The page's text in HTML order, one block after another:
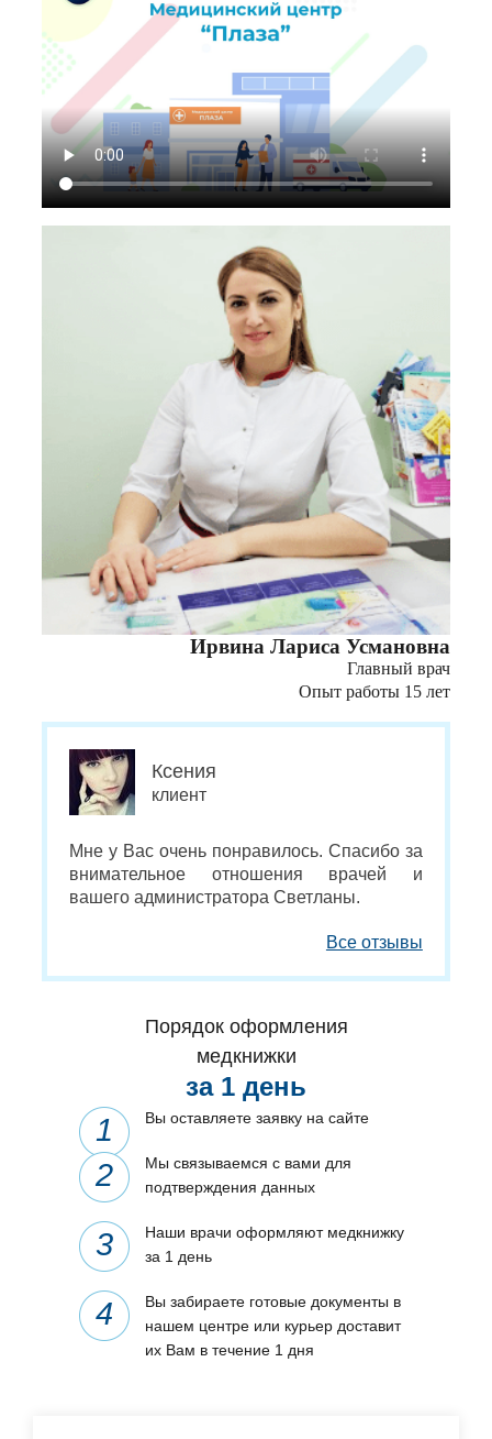
Ирвина Лариса Усмановна
Главный врач
Опыт работы 15 лет
Ксения
клиент
Мне у Вас очень понравилось. Спасибо за
внимательное отношения врачей и
вашего администратора Светланы.
Все отзывы
Порядок оформления
медкнижки
за 1 день
Вы оставляете заявку на сайте
Мы связываемся с вами для
подтверждения данных
Наши врачи оформляют медкнижку
за 1 день
Вы забираете готовые документы в
нашем центре или курьер доставит
их Вам в течение 1 дня